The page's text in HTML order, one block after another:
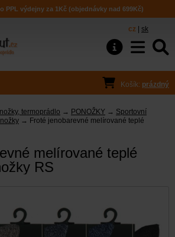
cz sk
Košík: prázdný
termoprádlo → PONOŽKY → Sportovní
→ Froté jenobarevné melírované teplé
melírované teplé
RS
PPL výdejny za 1Kč (objednávky nad 699Kč)